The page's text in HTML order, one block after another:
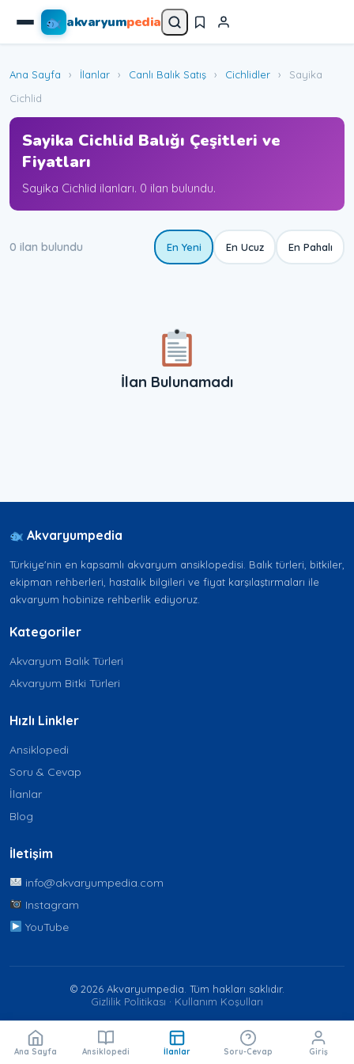
akvaryumpedia
Ana Sayfa › İlanlar › Canlı Balık Satış › Cichlidler ›
Sayika
Cichlid
Sayika Cichlid Balığı Çeşitleri ve
Fiyatları
Sayika Cichlid ilanları. 0 ilan bulundu.
0 ilan bulundu En Yeni En Ucuz En Pahalı
İlan Bulunamadı
Akvaryumpedia
Türkiye'nin en kapsamlı akvaryum ansiklopedisi. Balık türleri, bitkiler,
ekipman rehberleri, hastalık bilgileri ve fiyat karşılaştırmaları ile
akvaryum hobinize rehberlik ediyoruz.
Kategoriler
Akvaryum Balık Türleri
Akvaryum Bitki Türleri
Hızlı Linkler
Ansiklopedi
Soru & Cevap
İlanlar
Blog
İletişim
info@akvaryumpedia.com
Instagram
YouTube
© 2026 Akvaryumpedia. Tüm hakları saklıdır.
Gizlilik Politikası · Kullanım Koşulları
Ana Sayfa Ansiklopedi İlanlar Soru-Cevap Giriş